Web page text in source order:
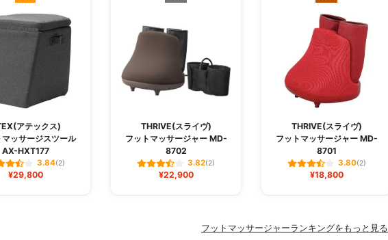
アテックス)
マッサージスツール
AX-HXT177
3.84(2)
¥29,800
THRIVE(スライヴ)
フットマッサージャー MD-
8702
3.82(2)
¥22,900
THRIVE(スライヴ)
フットマッサージャー MD-
8701
3.80(2)
¥18,800
フットマッサージャーランキングをもっと見る